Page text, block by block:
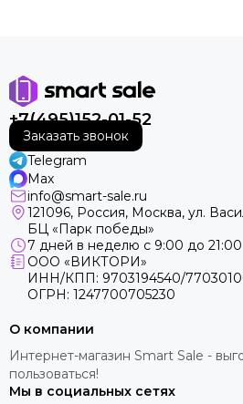
+7(495)152-01-52
Заказать звонок
Telegram
Max
info@smart-sale.ru
121096, Россия, Москва, ул.
БЦ «Парк победы»
7 дней в неделю с 9:00 до 21:00
ООО «ВИКТОРИ»
ИНН/КПП: 9703194540/
ОГРН: 1247700705230
О компании
Интернет-магазин Smart Sale -
пользоваться!
Мы в социальных сетях